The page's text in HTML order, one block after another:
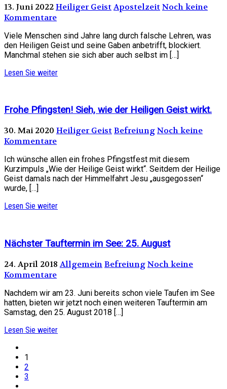
13. Juni 2022Heiliger GeistApostelzeitNoch keine
Kommentare
Viele Menschen sind Jahre lang durch falsche Lehren, was
den Heiligen Geist und seine Gaben anbetrifft, blockiert.
Manchmal stehen sie sich aber auch selbst im […]
Lesen Sie weiter
Frohe Pfingsten! Sieh, wie der Heiligen Geist wirkt.
30. Mai 2020 Heiliger GeistBefreiungNoch keine
Kommentare
Ich wünsche allen ein frohes Pfingstfest mit diesem
Kurzimpuls „Wie der Heilige Geist wirkt“. Seitdem der Heilige
Geist damals nach der Himmelfahrt Jesu „ausgegossen“
wurde, […]
Lesen Sie weiter
Nächster Tauftermin im See: 25. August
24. April 2018 AllgemeinBefreiungNoch keine
Kommentare
Nachdem wir am 23. Juni bereits schon viele Taufen im See
hatten, bieten wir jetzt noch einen weiteren Tauftermin am
Samstag, den 25. August 2018 […]
Lesen Sie weiter
1
2
3